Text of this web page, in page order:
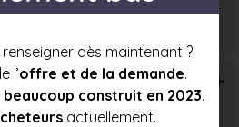
T6+
dès maintenant ?
l’offre et de la demande.
beaucoup construit en 2023.
actuellement.